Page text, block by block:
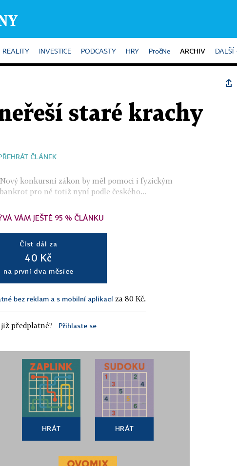
REALITY INVESTICE PODCASTY HRY PročNe ARCHIV DALŠÍ
staré krachy
ČLÁNEK
konkursní zákon by měl pomoci i fyzickým
pro ně totiž nyní podle českého...
VÁM JEŠTĚ 95 % ČLÁNKU
Číst dál za
40 Kč
na první dva měsíce
bez reklam a s mobilní aplikací za 80 Kč.
předplatné? Přihlaste se
HRÁT HRÁT